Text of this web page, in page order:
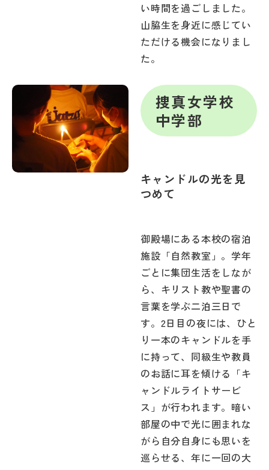
い時間を過ごしました。
山脇生を身近に感じてい
ただける機会になりまし
た。
捜真女学校
中学部
キャンドルの光を見
つめて
御殿場にある本校の宿泊
施設「自然教室」。学年
ごとに集団生活をしなが
ら、キリスト教や聖書の
言葉を学ぶ二泊三日で
す。2日目の夜には、ひと
り一本のキャンドルを手
に持って、同級生や教員
のお話に耳を傾ける「キ
ャンドルライトサービ
ス」が行われます。暗い
部屋の中で光に囲まれな
がら自分自身にも思いを
巡らせる、年に一回の大